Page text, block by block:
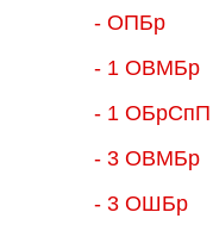
- ОПБр
- 1 ОВМБр
- 1 ОБрСпП
- 3 ОВМБр
- 3 ОШБр